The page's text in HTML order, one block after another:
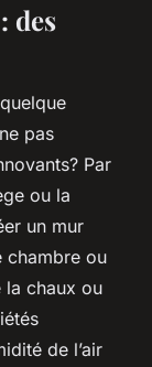
des
pas
Par
ou la
un mur
chambre ou
la chaux ou
de l’air